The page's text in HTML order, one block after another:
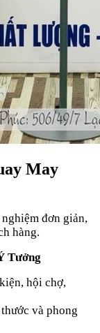
May
đơn giản,
hàng.
Tưởng
hội chợ,
và phong